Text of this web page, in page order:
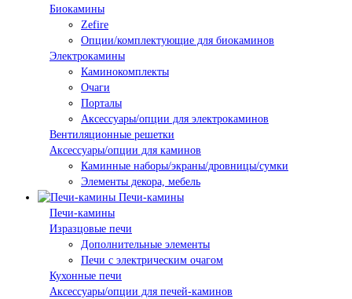
Биокамины
Zefire
Опции/комплектующие для биокаминов
Электрокамины
Каминокомплекты
Очаги
Порталы
Аксессуары/опции для электрокаминов
Вентиляционные решетки
Аксессуары/опции для каминов
Каминные наборы/экраны/дровницы/сумки
Элементы декора, мебель
Печи-камины
Печи-камины
Изразцовые печи
Дополнительные элементы
Печи с электрическим очагом
Кухонные печи
Аксессуары/опции для печей-каминов